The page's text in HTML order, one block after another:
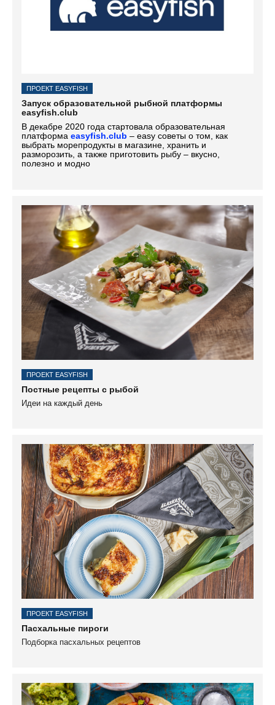
ПРОЕКТ EASYFISH
Запуск образовательной рыбной платформы
easyfish.club
В декабре 2020 года стартовала образовательная
платформа easyfish.club – easy советы о том, как
выбрать морепродукты в магазине, хранить и
разморозить, а также приготовить рыбу – вкусно,
полезно и модно
ПРОЕКТ EASYFISH
Постные рецепты с рыбой
Идеи на каждый день
ПРОЕКТ EASYFISH
Пасхальные пироги
Подборка пасхальных рецептов